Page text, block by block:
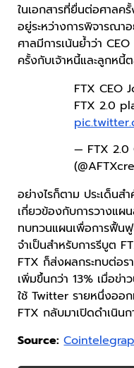
ในเอกสารที่ยื่นต่อศาลค
อยู่ระหว่างการพิจารณา
ศาลมีการเน้นย้ำว่า
ครั้งกับเจ้าหนี้และลูกหนี้
FTX CEO
FTX 2.0
— FTX 2.0
อย่างไรก็ตาม ประเด็นส
เกี่ยวข้องกับการวางแผ
ทบทวนแผนเพื่อการฟื้นฟู
จำเป็นสำหรับการรีบูต
FTX ก็ส่งผลกระทบต่อร
เพิ่มขึ้นกว่า 13% เมื่อข่
ใช้ Twitter รายหนึ่งออ
FTX กลับมาเปิดดำเนิน
Source: